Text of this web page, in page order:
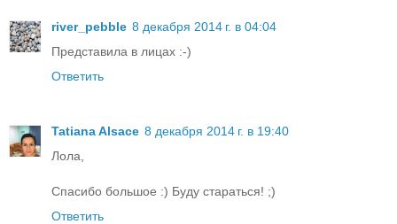
river_pebble 8 декабря 2014 г. в 04:04
Представила в лицах :-)
Ответить
Tatiana Alsace 8 декабря 2014 г. в 19:40
Лола,
Спасибо большое :) Буду стараться! ;)
Ответить